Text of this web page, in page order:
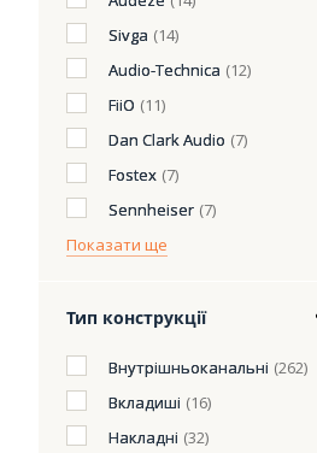
Sivga (14)
Audio-Technica (12)
FiiO (11)
Dan Clark Audio (7)
Fostex (7)
Sennheiser (7)
Показати ще
Тип конструкції
Внутрішньоканальні (262)
Вкладиші (16)
Накладні (32)